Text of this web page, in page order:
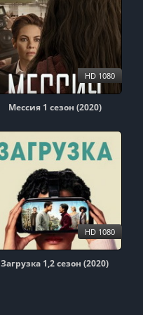
Мессия 1 сезон (2020)
HD 1080
Загрузка 1,2 сезон (2020)
HD 1080